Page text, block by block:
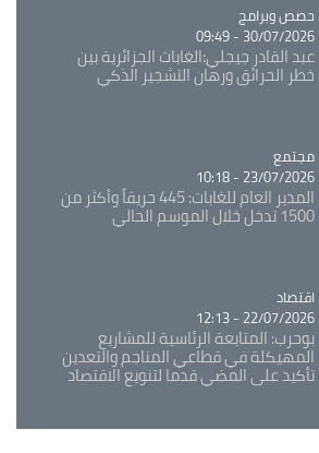
Catégorie
حصص وبرامج
30/07/2026 - 09:49
عبد القادر جيجلي:الغابات الجزائرية بين
خطر الحرائق ورهان التشجير الذكي
Catégorie
مجتمع
23/07/2026 - 10:18
المدير العام للغابات: 445 حريقاً وأكثر من
1500 تدخل خلال الموسم الحالي
Catégorie
اقتصاد
22/07/2026 - 12:13
بوحرب: المتابعة الرئاسية للمشاريع
المهيكلة في قطاعي المناجم والتعدين
تأكيد على المضي قدما لتنويع الاقتصاد